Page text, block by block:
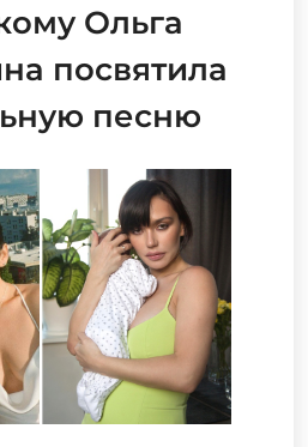
Ольга
посвятила
песню